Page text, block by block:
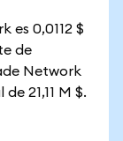
es 0,0112 $
de
Network
21,11 M $.